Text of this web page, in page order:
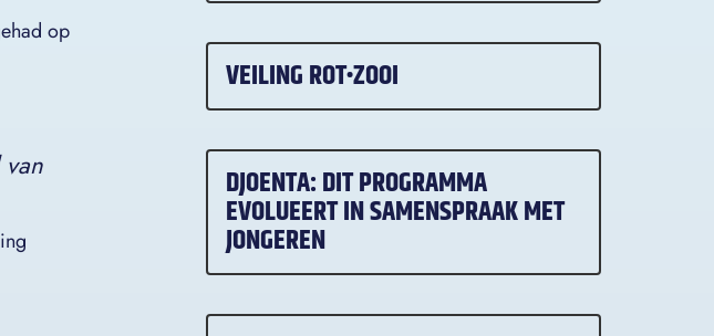
op
VEILING ROT•ZOOI
DJOENTA: DIT PROGRAMMA
EVOLUEERT IN SAMENSPRAAK MET
JONGEREN